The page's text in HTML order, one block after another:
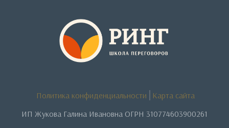
Политика конфиденциальности
Карта сайта
ИП Жукова Галина Ивановна ОГРН 310774603900261